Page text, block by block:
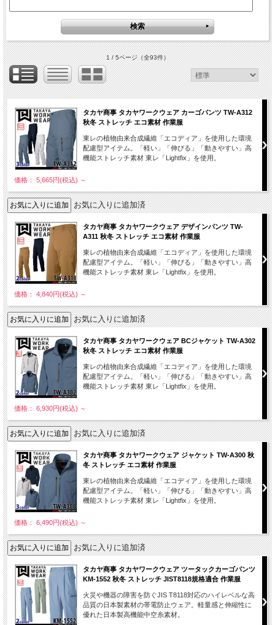
1 / 5ページ（全93件）
タカヤ商事 タカヤワークウェア カーゴパンツ TW-A312
秋冬 ストレッチ エコ素材 作業服
東レの植物由来合成繊維「エコディア」を使用した環境
配慮型アイテム。「軽い」「伸びる」「動きやすい」高
機能ストレッチ素材 東レ「Lightfix」を使用。
価格： 5,665円(税込) ～
お気に入りに追加済
タカヤ商事 タカヤワークウェア デザインパンツ TW-
A311 秋冬 ストレッチ エコ素材 作業服
東レの植物由来合成繊維「エコディア」を使用した環境
配慮型アイテム。「軽い」「伸びる」「動きやすい」高
機能ストレッチ素材 東レ「Lightfix」を使用。
価格： 4,840円(税込) ～
お気に入りに追加済
タカヤ商事 タカヤワークウェア BCジャケット TW-A302
秋冬 ストレッチ エコ素材 作業服
東レの植物由来合成繊維「エコディア」を使用した環境
配慮型アイテム。「軽い」「伸びる」「動きやすい」高
機能ストレッチ素材 東レ「Lightfix」を使用。
価格： 6,930円(税込) ～
お気に入りに追加済
タカヤ商事 タカヤワークウェア ジャケット TW-A300 秋
冬 ストレッチ エコ素材 作業服
東レの植物由来合成繊維「エコディア」を使用した環境
配慮型アイテム。「軽い」「伸びる」「動きやすい」高
機能ストレッチ素材 東レ「Lightfix」を使用。
価格： 6,490円(税込) ～
お気に入りに追加済
タカヤ商事 タカヤワークウェア ツータックカーゴパンツ
KM-1552 秋冬 ストレッチ JIST8118規格適合 作業服
火災や機器の障害を防ぐJIS T8118対応のハイレベルな高
品質の日本製素材の帯電防止ウェア。軽量感と伸縮性に
優れた日本製高機能中空糸素材。